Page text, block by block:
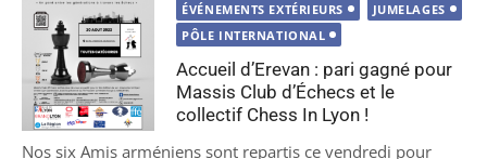
ÉVÉNEMENTS EXTÉRIEURS
JUMELAGES
PÔLE INTERNATIONAL
Accueil d’Erevan : pari gagné pour
Massis Club d’Échecs et le
collectif Chess In Lyon !
Nos six Amis arméniens sont repartis ce vendredi pour